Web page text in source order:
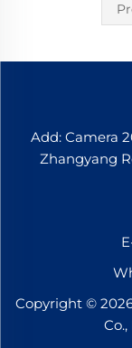
Add: Camera
Zhangyang
Copyright ©